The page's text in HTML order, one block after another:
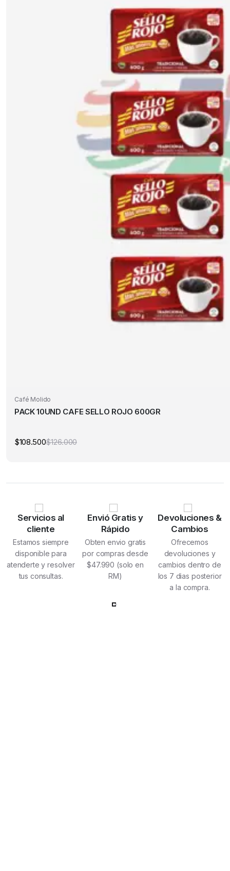
Café Molido
PACK 10UND CAFE SELLO ROJO 600GR
$126.000El
$108.500 El
Servicios al
cliente
Estamos siempre
disponible para
atenderte y resolver
tus consultas.
Envió Gratis y
Rápido
Obten envio gratis
por compras desde
$47.990 (solo en
RM)
Devoluciones &
Cambios
Ofrecemos
devoluciones y
cambios dentro de
los 7 dias posterior
a la compra.